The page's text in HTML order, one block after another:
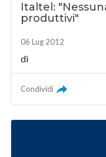
Italtel:
produttivi"
06 Lug 2012
di
Condividi